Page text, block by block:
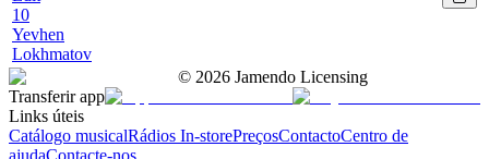
10
Yevhen
Lokhmatov
© 2026 Jamendo Licensing
Transferir app
Links úteis
Catálogo musicalRádios In-storePreçosContactoCentro de
ajudaContacte-nos